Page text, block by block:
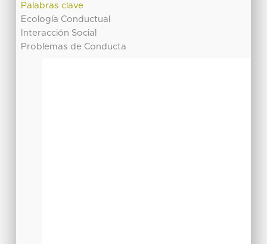
Palabras clave
Ecología Conductual
Interacción Social
Problemas de Conducta